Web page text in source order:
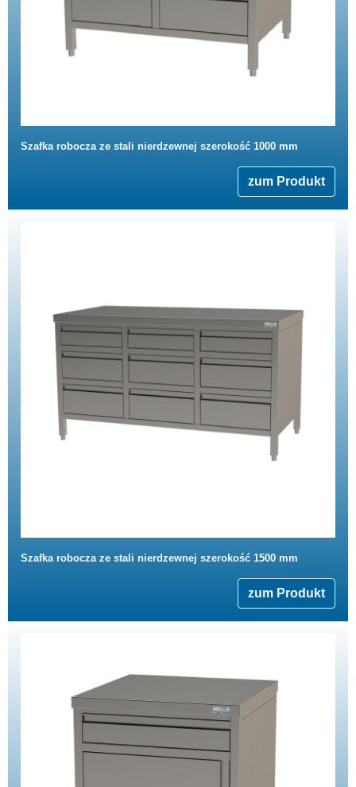
Szafka robocza ze stali nierdzewnej szerokość 1000 mm
zum Produkt
Szafka robocza ze stali nierdzewnej szerokość 1500 mm
zum Produkt